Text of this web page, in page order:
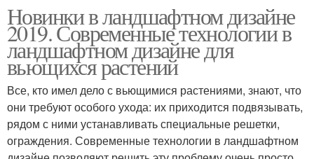
Новинки в ландшафтном дизайне
2019. Современные технологии в
ландшафтном дизайне для
вьющихся растений
Все, кто имел дело с вьющимися растениями, знают, что
они требуют особого ухода: их приходится подвязывать,
рядом с ними устанавливать специальные решетки,
ограждения. Современные технологии в ландшафтном